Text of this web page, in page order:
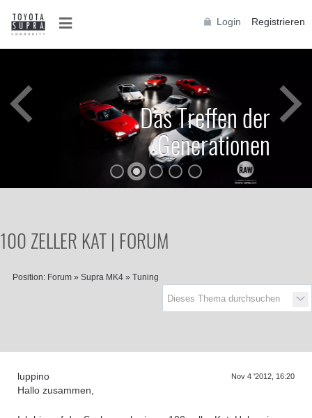
Login Registrieren
Das Treffen der
Generationen
100 ZELLER KAT | FORUM
Position: Forum » Supra MK4 » Tuning
luppino Nov 4 '2012, 16:20
Hallo zusammen,